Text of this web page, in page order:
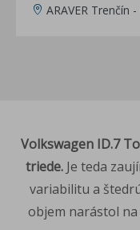
ARAVER Trenčín
Volkswagen ID.7
triede. Je teda
variabilitu a
objem narástol na